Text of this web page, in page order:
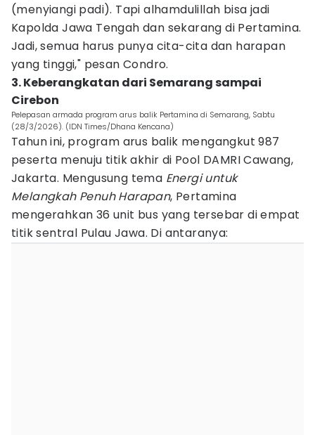
(menyiangi padi). Tapi alhamdulillah bisa jadi
Kapolda Jawa Tengah dan sekarang di Pertamina.
Jadi, semua harus punya cita-cita dan harapan
yang tinggi," pesan Condro.
3. Keberangkatan dari Semarang sampai
Cirebon
Pelepasan armada program arus balik Pertamina di Semarang, Sabtu
(28/3/2026). (IDN Times/Dhana Kencana)
Tahun ini, program arus balik mengangkut 987
peserta menuju titik akhir di Pool DAMRI Cawang,
Jakarta. Mengusung tema Energi untuk
Melangkah Penuh Harapan, Pertamina
mengerahkan 36 unit bus yang tersebar di empat
titik sentral Pulau Jawa. Di antaranya: